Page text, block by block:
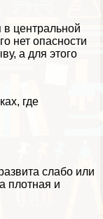
в центральной
нет опасности
а для этого
где
слабо или
плотная и